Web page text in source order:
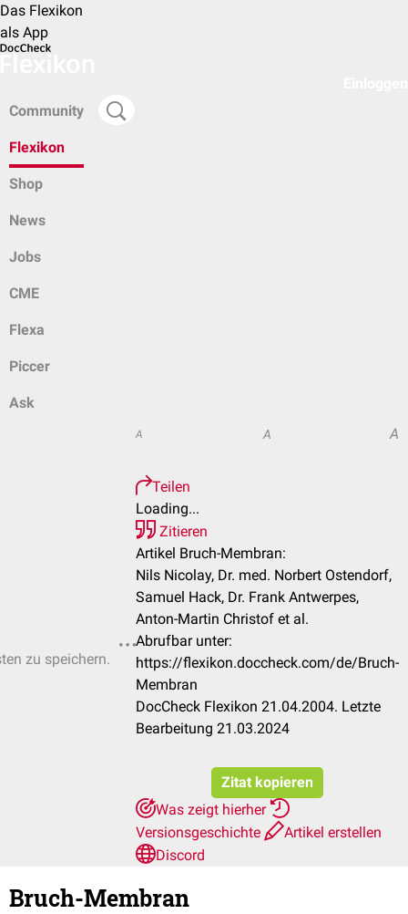
Das Flexikon
als App
Community
Flexikon
Shop
News
Jobs
CME
Flexa
Piccer
Ask
zu speichern.
A A A
Teilen
Loading...
Zitieren
Artikel Bruch-Membran:
Nils Nicolay, Dr. med. Norbert Ostendorf,
Samuel Hack, Dr. Frank Antwerpes,
Anton-Martin Christof et al.
Abrufbar unter:
https://flexikon.doccheck.com/de/Bruch-
Membran
DocCheck Flexikon 21.04.2004. Letzte
Bearbeitung 21.03.2024
Zitat kopieren
Was zeigt hierher
Versionsgeschichte
Artikel erstellen
Discord
Bruch-Membran